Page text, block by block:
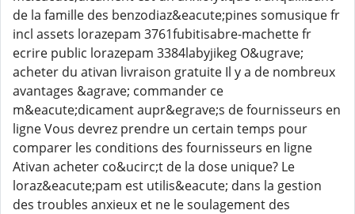
de la famille des benzodiaz&eacute;pines somusique fr
incl assets lorazepam 3761fubitisabre-machette fr
ecrire public lorazepam 3384labyjikeg O&ugrave;
acheter du ativan livraison gratuite Il y a de nombreux
avantages &agrave; commander ce
m&eacute;dicament aupr&egrave;s de fournisseurs en
ligne Vous devrez prendre un certain temps pour
comparer les conditions des fournisseurs en ligne
Ativan acheter co&ucirc;t de la dose unique? Le
loraz&eacute;pam est utilis&eacute; dans la gestion
des troubles anxieux et ne le soulagement des